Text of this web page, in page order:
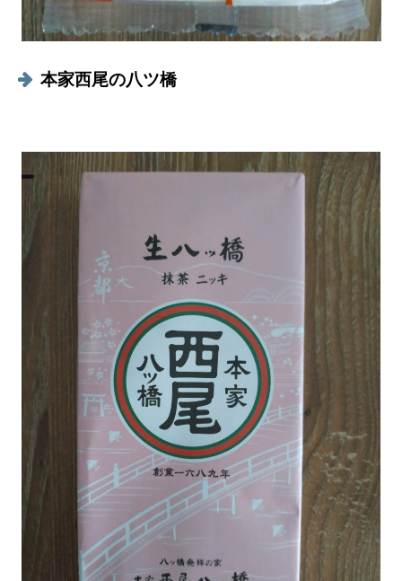
本家西尾の八ツ橋